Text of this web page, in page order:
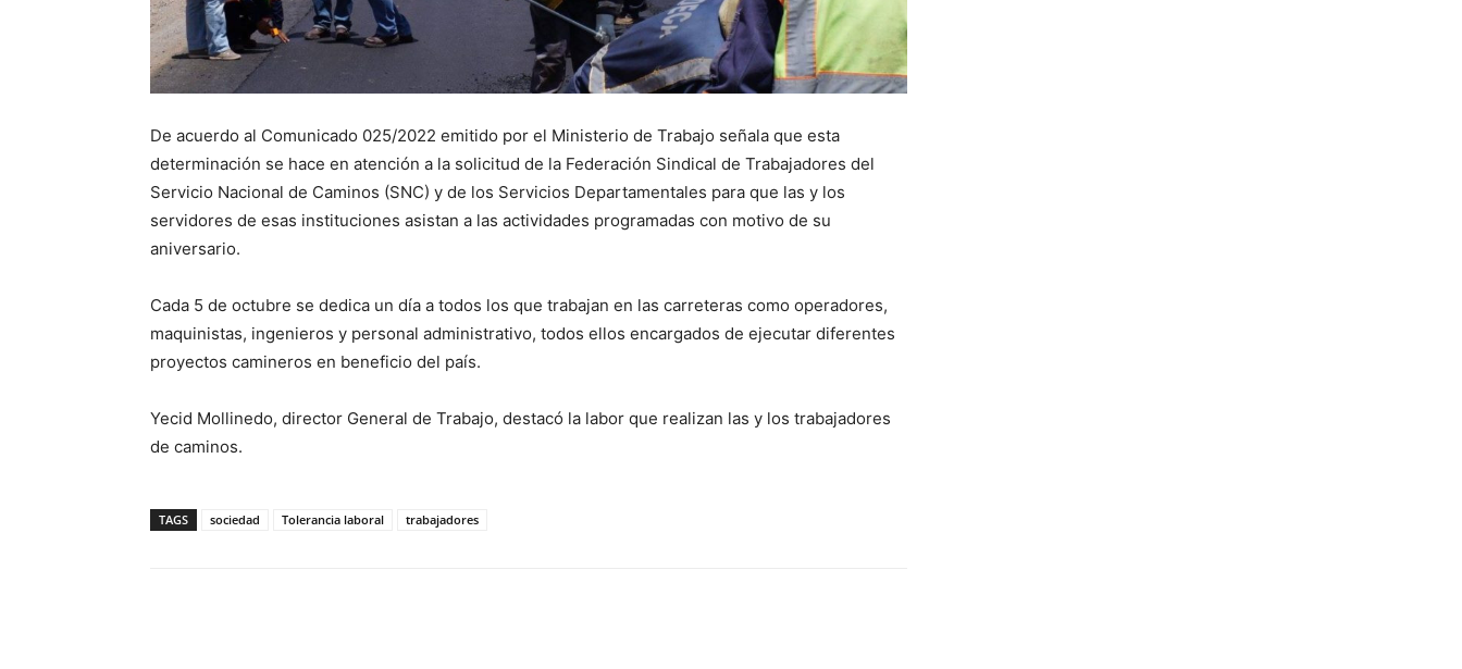
De acuerdo al Comunicado 025/2022 emitido por el Ministerio de Trabajo señala que esta
determinación se hace en atención a la solicitud de la Federación Sindical de Trabajadores del
Servicio Nacional de Caminos (SNC) y de los Servicios Departamentales para que las y los
servidores de esas instituciones asistan a las actividades programadas con motivo de su
aniversario.
Cada 5 de octubre se dedica un día a todos los que trabajan en las carreteras como operadores,
maquinistas, ingenieros y personal administrativo, todos ellos encargados de ejecutar diferentes
proyectos camineros en beneficio del país.
Yecid Mollinedo, director General de Trabajo, destacó la labor que realizan las y los trabajadores
de caminos.
TAGS sociedad Tolerancia laboral trabajadores